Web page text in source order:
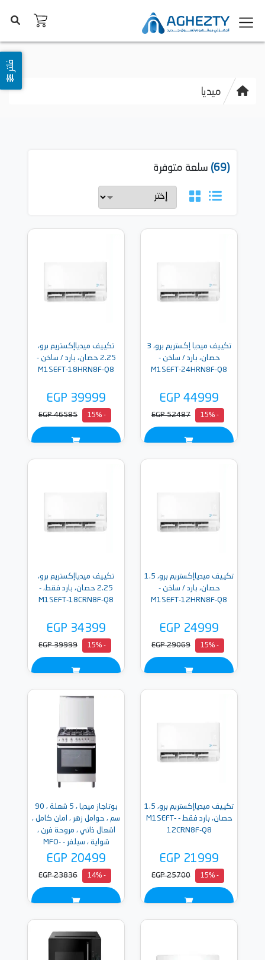
ميديا
فلتر
(69) سلعة متوفرة
تكييف ميديا إكستريم برو، 3
حصان، بارد / ساخن -
M1SEFT-24HRN8F-Q8
EGP 44999
- 15%
EGP 52487
تكييف ميدياإكستريم برو،
2.25 حصان، بارد / ساخن -
M1SEFT-18HRN8F-Q8
EGP 39999
- 15%
EGP 46585
تكييف ميدياإكستريم برو، 1.5
حصان، بارد / ساخن -
M1SEFT-12HRN8F-Q8
EGP 24999
- 15%
EGP 29069
تكييف ميدياإكستريم برو،
2.25 حصان، بارد فقط، -
M1SEFT-18CRN8F-Q8
EGP 34399
- 15%
EGP 39999
تكييف ميدياإكستريم برو، 1.5
حصان، بارد فقط - M1SEFT-
12CRN8F-Q8
EGP 21999
- 15%
EGP 25700
بوتاجاز ميديا ، 5 شعلة ، 90
سم ، حوامل زهر ، امان كامل ،
اشعال ذاتي ، مروحة فرن ،
شواية ، سيلفر - MFO-
MG36LE(SS)-VT
EGP 20499
- 14%
EGP 23836